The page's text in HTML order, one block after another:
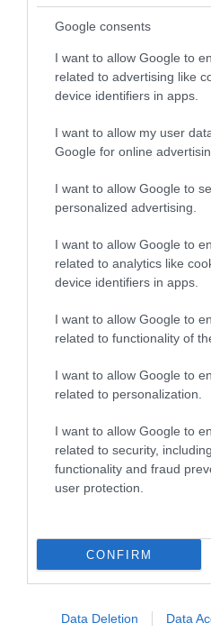
Google consents
I want to allow Google to
related to advertising like
device identifiers in apps.
I want to allow my user
Google for online
I want to allow Google to
personalized advertising.
I want to allow Google to
related to analytics like
device identifiers in apps.
I want to allow Google to
related to functionality of
I want to allow Google to
related to personalization.
I want to allow Google to
related to security,
functionality and fraud
user protection.
CONFIRM
Data Deletion Data
Ειδήσεις σήμερα:
Μαγδεμβούργο: Στη
Σαουδάραβας που
επίθεση στη
Υπ. Οικονομικών:
προτεραιότητες για
πηγή
Ακολούθησε το